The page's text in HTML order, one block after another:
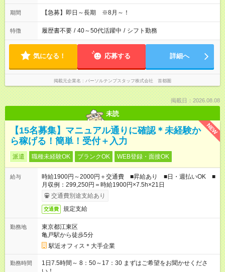
期間 【急募】即日～長期 ※8月～！
特徴 履歴書不要 / 40～50代活躍中 / シフト勤務
気になる！ 応募する 詳細へ
掲載元企業名 パーソルテンプスタッフ株式会社 首都圏
掲載日：2026.08.08
未読
NEW
【15名募集】マニュアル通りに確認＊未経験か
ら稼げる！簡単！受付＋入力
派遣 職種未経験OK ブランクOK WEB登録・面接OK
給与
時給1900円～2000円＋交通費 ■昇給あり ■日・週払いOK ■
月収例：299,250円＝時給1900円×7.5h×21日
交通費別途支給あり
交通費 規定支給
勤務地
東京都江東区
亀戸駅から徒歩5分
駅近オフィス＊大手企業
勤務時間
1日7.5時間～ 8：50～17：30 まずはご希望をお聞かせくださ